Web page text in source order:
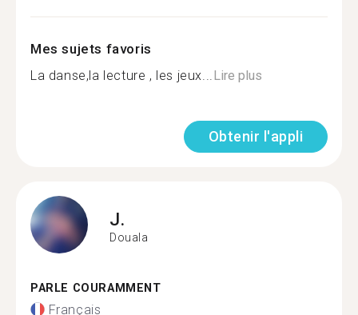
Mes sujets favoris
La danse,la lecture , les jeux...Lire plus
Obtenir l'appli
J.
Douala
PARLE COURAMMENT
Français